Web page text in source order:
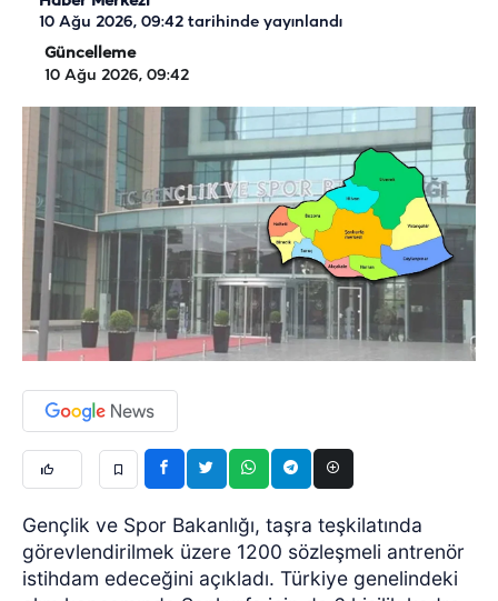
10 Ağu 2026, 09:42 tarihinde yayınlandı
Güncelleme
10 Ağu 2026, 09:42
Gençlik ve Spor Bakanlığı, taşra teşkilatında
görevlendirilmek üzere 1200 sözleşmeli antrenör
istihdam edeceğini açıkladı. Türkiye genelindeki